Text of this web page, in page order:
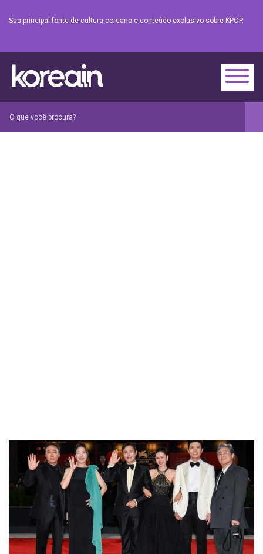
Sua principal fonte de cultura coreana e conteúdo exclusivo sobre KPOP.